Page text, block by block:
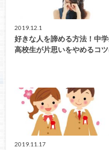
2019.12.1
好きな人を諦める方法！中
高校生が片思いをやめるコツ
2019.11.17